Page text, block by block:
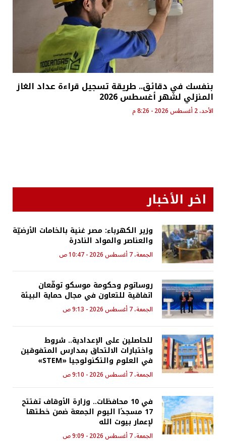
بنفسك في دقائق.. طريقة تسجيل قراءة عداد الغاز
المنزلي لشهر أغسطس 2026
الأحد، 2 أغسطس 2026 - 8:26 م
اخر الأخبار
وزير الكهرباء: مصر غنية بالخامات الأرضيّة
والعناصر والمواد النادرة
الجمعة، 7 أغسطس 2026 - 10:47 ص
روساتوم وحكومة موسكو توقّعان
اتفاقية للتعاون في مجال حماية البيئة
الجمعة، 7 أغسطس 2026 - 9:13 ص
للحاصلين على الإعدادية.. شروط
واختبارات الالتحاق بمدارس المتفوقين
في العلوم والتكنولوجيا «STEM»
الجمعة، 7 أغسطس 2026 - 9:10 ص
في 10 محافظات.. وزارة الأوقاف تفتتح
17 مسجدًا اليوم الجمعة ضمن خطتها
لإعمار بيوت الله
الجمعة، 7 أغسطس 2026 - 9:09 ص